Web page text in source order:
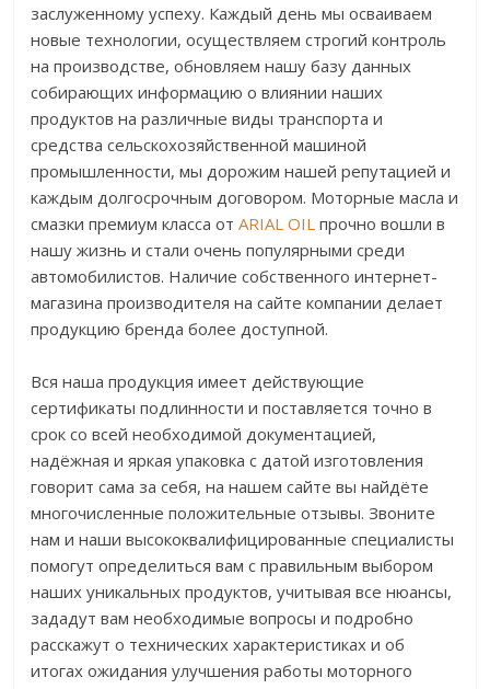
заслуженному успеху. Каждый день мы осваиваем
новые технологии, осуществляем строгий контроль
на производстве, обновляем нашу базу данных
собирающих информацию о влиянии наших
продуктов на различные виды транспорта и
средства сельскохозяйственной машиной
промышленности, мы дорожим нашей репутацией и
каждым долгосрочным договором. Моторные масла и
смазки премиум класса отARIAL OIL прочно вошли в
нашу жизнь и стали очень популярными среди
автомобилистов. Наличие собственного интернет-
магазина производителя на сайте компании делает
продукцию бренда более доступной.
Вся наша продукция имеет действующие
сертификаты подлинности и поставляется точно в
срок со всей необходимой документацией,
надёжная и яркая упаковка с датой изготовления
говорит сама за себя, на нашем сайте вы найдёте
многочисленные положительные отзывы. Звоните
нам и наши высококвалифицированные специалисты
помогут определиться вам с правильным выбором
наших уникальных продуктов, учитывая все нюансы,
зададут вам необходимые вопросы и подробно
расскажут о технических характеристиках и об
итогах ожидания улучшения работы моторного